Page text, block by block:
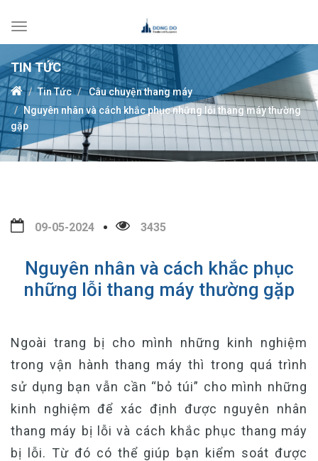
Toggle
navigation
TIN TỨC
Tin Tức
Câu chuyện thang máy
Nguyên nhân và cách khắc phục những lỗi thang máy thường
gặp
09-05-2024 3435
Nguyên nhân và cách khắc phục
những lỗi thang máy thường gặp
Ngoài trang bị cho mình những kinh nghiệm
trong vận hành thang máy thì trong quá trình
sử dụng bạn vẫn cần “bỏ túi” cho mình những
kinh nghiệm để xác định được nguyên nhân
thang máy bị lỗi và cách khắc phục thang máy
bị lỗi. Từ đó có thể giúp bạn kiểm soát được